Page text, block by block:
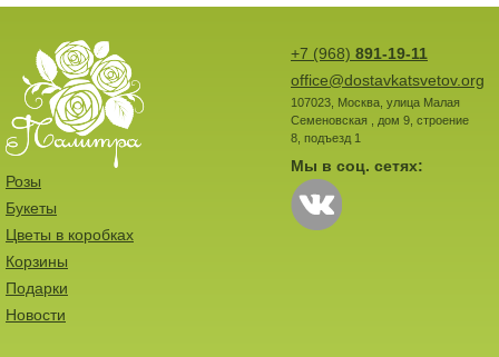
+7 (968) 891-19-11
office@dostavkatsvetov.org
107023, Москва, улица Малая
Семеновская , дом 9, строение
8, подъезд 1
Мы в соц. сетях:
Розы
Букеты
Цветы в коробках
Корзины
Подарки
Новости